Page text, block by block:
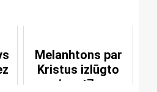
Melanhtons par
Kristus izlūgto
vienotību